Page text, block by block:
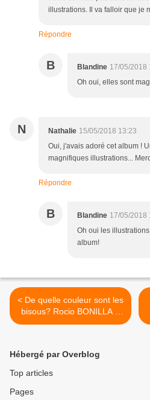
illustrations. Il va falloir que je
Répondre
B Blandine 17/05/2018
Oh oui, elles sont
N Nathalie 15/05/2018 13:23
Oui, j'avais adoré cet album !
magnifiques illustrations...
Répondre
B Blandine 17/05/2018
Oh oui les
album!
< De quelle couleur sont les
bisous? Rocio BONILLA –
2016 (Dès 3 ans)
Hébergé par Overblog
Top articles
Pages